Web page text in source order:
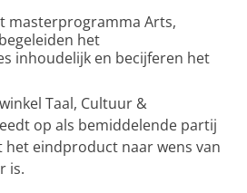
masterprogramma Arts,
het
inhoudelijk en becijferen het
Taal, Cultuur &
op als bemiddelende partij
het eindproduct naar wens van
is.